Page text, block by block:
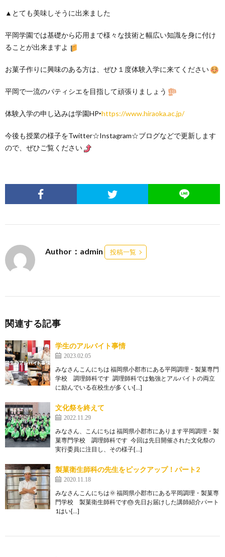
▲とても美味しそうに出来ました
平岡学園では基礎から応用まで様々な技術と幅広い知識を身に付け
ることが出来ますよ
お菓子作りに興味のある方は、ぜひ１度体験入学に来てください
平岡で一流のパティシエを目指して頑張りましょう
体験入学の申し込みは学園HP‣https://www.hiraoka.ac.jp/
今後も授業の様子をTwitter☆Instagram☆ブログなどで更新します
ので、ぜひご覧ください
Author：admin 投稿一覧
関連する記事
学生のアルバイト事情
2023.02.05
みなさんこんにちは 福岡県小郡市にある平岡調理・製菓専門
学校 調理師科です 調理師科では勉強とアルバイトの両立
に励んでいる在校生が多くい[…]
文化祭を終えて
2022.11.29
みなさん、こんにちは 福岡県小郡市にあります平岡調理・製
菓専門学校 調理師科です 今回は先日開催された文化祭の
実行委員に注目し、その様子[…]
製菓衛生師科の先生をピックアップ！パート2
2020.11.18
みなさんこんにちは🌞 福岡県小郡市にある平岡調理・製菓専
門学校 製菓衛生師科です🎂 先日お届けした講師紹介パート
1はい[…]